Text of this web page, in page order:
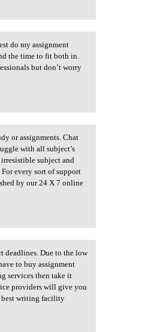
do my assignment
the time to fit both in.
but don’t worry
or assignments. Chat
with all subject’s
subject and
every sort of support
by our 24 X 7 online
deadlines. Due to the low
to buy assignment
services then take it
providers will give you
best writing facility